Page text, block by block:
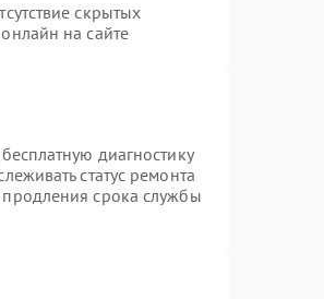
скрытых
на сайте
диагностику
статус ремонта
продления срока службы